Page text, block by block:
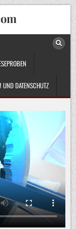
DATENSCHUTZ